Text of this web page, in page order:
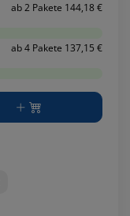
ab 2 Pakete 144,18 €
ab 4 Pakete 137,15 €